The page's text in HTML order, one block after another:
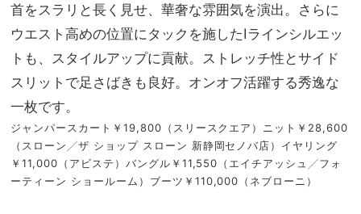
首をスラリと長く見せ、華奢な雰囲気を演出。さらに
ウエスト高めの位置にタックを施したIラインシルエッ
トも、スタイルアップに貢献。ストレッチ性とサイド
スリットで足さばきも良好。オンオフ活躍する秀逸な
一枚です。
ジャンパースカート￥19,800（スリースクエア）ニット￥28,600
（スローン╱ザ ショップ スローン 新静岡セノバ店）イヤリング
￥11,000（アビステ）バングル￥11,550（エイチアッシュ╱フォ
ーティーン ショールーム）ブーツ￥110,000（ネブローニ）